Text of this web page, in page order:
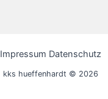
Impressum Datenschutz
kks hueffenhardt © 2026